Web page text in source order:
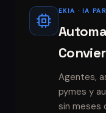
EKIA · IA
Agentes,
pymes y
sin meses